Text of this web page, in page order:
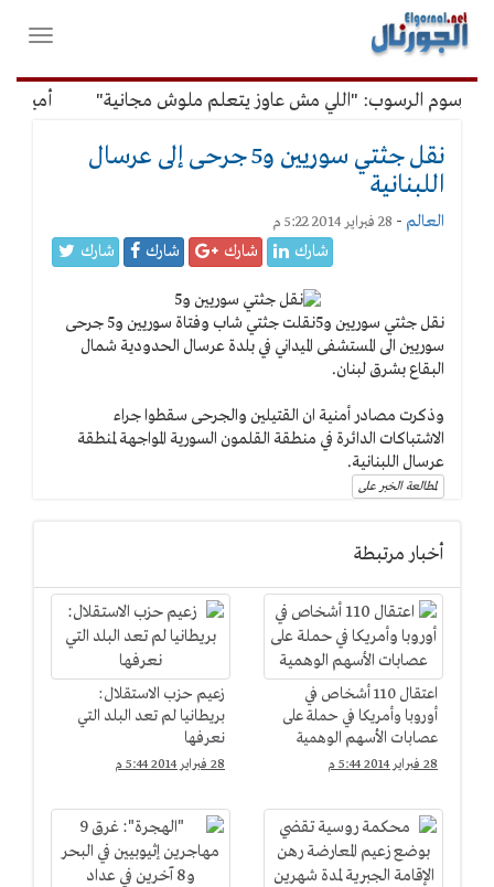
القائمة
الرئيسية
فتح
رسوم الرسوب: "اللي مش عاوز يتعلم ملوش مجانية" أمين
نقل جثتي سوريين و5 جرحى إلى عرسال
اللبنانية
العالم - 28 فبراير 2014 5:22 م
شارك شارك شارك شارك
نقل جثتي سوريين و5
نقلت جثتي شاب وفتاة سوريين و5 جرحى
سوريين الى المستشفى الميداني في بلدة عرسال الحدودية شمال
البقاع بشرق لبنان.
وذكرت مصادر أمنية ان القتيلين والجرحى سقطوا جراء
الاشتباكات الدائرة في منطقة القلمون السورية المواجهة لمنطقة
عرسال اللبنانية.
لمطالعة الخبر على
أخبار مرتبطة
اعتقال 110 أشخاص في
أوروبا وأمريكا في حملة على
عصابات الأسهم الوهمية
28 فبراير 2014 5:44 م
زعيم حزب الاستقلال:
بريطانيا لم تعد البلد التي
نعرفها
28 فبراير 2014 5:44 م